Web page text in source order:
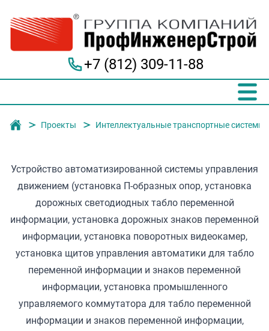
+7 (812) 309-11-88
Группа компаний "ПрофИнженерСтрой"
Проекты Интеллектуальные транспортные системы
Устройство автоматизированной системы управления
движением (установка П-образных опор, установка
дорожных светодиодных табло переменной
информации, установка дорожных знаков переменной
информации, установка поворотных видеокамер,
установка щитов управления автоматики для табло
переменной информации и знаков переменной
информации, установка промышленного
управляемого коммутатора для табло переменной
информации и знаков переменной информации,